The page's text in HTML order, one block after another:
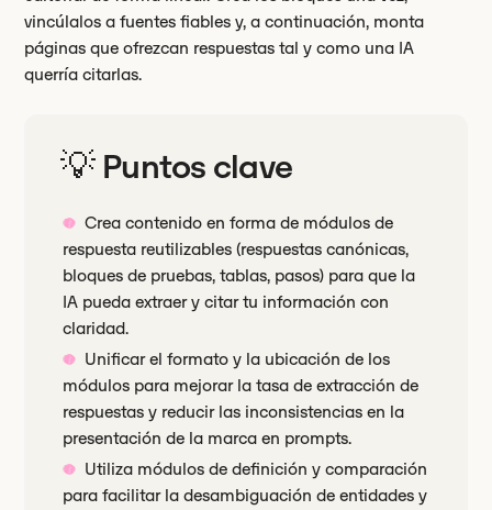
vincúlalos a fuentes fiables y, a continuación, monta
páginas que ofrezcan respuestas tal y como una IA
querría citarlas.
💡 Puntos clave
Crea contenido en forma de módulos de
respuesta reutilizables (respuestas canónicas,
bloques de pruebas, tablas, pasos) para que la
IA pueda extraer y citar tu información con
claridad.
Unificar el formato y la ubicación de los
módulos para mejorar la tasa de extracción de
respuestas y reducir las inconsistencias en la
presentación de la marca en prompts.
Utiliza módulos de definición y comparación
para facilitar la desambiguación de entidades y